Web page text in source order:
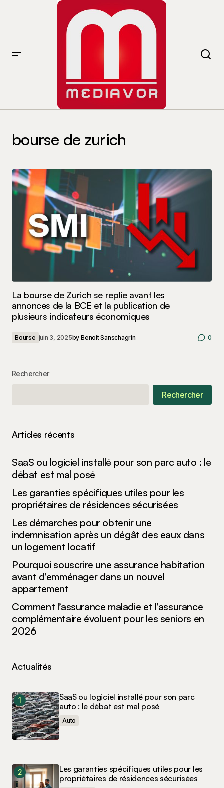
bourse de zurich
La bourse de Zurich se replie avant les
annonces de la BCE et la publication de
plusieurs indicateurs économiques
Bourse juin 3, 2025by Benoit Sanschagrin 0
Rechercher
Rechercher
Articles récents
SaaS ou logiciel installé pour son parc auto : le
débat est mal posé
Les garanties spécifiques utiles pour les
propriétaires de résidences sécurisées
Les démarches pour obtenir une
indemnisation après un dégât des eaux dans
un logement locatif
Pourquoi souscrire une assurance habitation
avant d’emménager dans un nouvel
appartement
Comment l’assurance maladie et l’assurance
complémentaire évoluent pour les seniors en
2026
Actualités
SaaS ou logiciel installé pour son parc
auto : le débat est mal posé
Auto
Les garanties spécifiques utiles pour les
propriétaires de résidences sécurisées